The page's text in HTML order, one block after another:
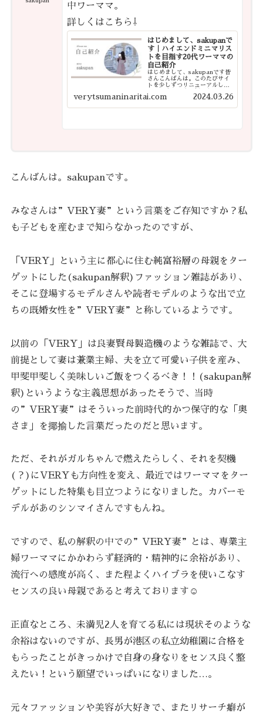
中ワーママ。
詳しくはこちら⇩
はじめまして、sakupanで
す｜ハイエンドミニマリス
トを目指す20代ワーママの
自己紹介
はじめまして、sakupanです皆
さんこんばんは。このたびサイ
トを少しずつリニューアルした
ください。今後は、これまで書
verytsumaninaritai.com 2024.03.26
こんばんは。sakupanです。
みなさんは”VERY妻”という言葉をご存知ですか？私
も子どもを産むまで知らなかったのですが、
「VERY」という主に都心に住む純富裕層の母親をター
ゲットにした(sakupan解釈)ファッション雑誌があり、
そこに登場するモデルさんや読者モデルのような出で立
ちの既婚女性を”VERY妻”と称しているようです。
以前の「VERY」は良妻賢母製造機のような雑誌で、大
前提として妻は兼業主婦、夫を立て可愛い子供を産み、
甲斐甲斐しく美味しいご飯をつくるべき！！(sakupan解
釈)というような主義思想があったそうで、当時
の”VERY妻”はそういった前時代的かつ保守的な「奥
さま」を揶揄した言葉だったのだと思います。
ただ、それがガルちゃんで燃えたらしく、それを契機
(？)にVERYも方向性を変え、最近ではワーママをター
ゲットにした特集も目立つようになりました。カバーモ
デルがあのシンマイさんですもんね。
ですので、私の解釈の中での”VERY妻”とは、専業主
婦ワーママにかかわらず経済的・精神的に余裕があり、
流行への感度が高く、また程よくハイブラを使いこなす
センスの良い母親であると考えております☺️
正直なところ、未満児2人を育てる私には現状そのような
余裕はないのですが、長男が港区の私立幼稚園に合格を
もらったことがきっかけで自身の身なりをセンス良く整
えたい！という願望でいっぱいになりました…。
元々ファッションや美容が大好きで、またリサーチ癖が